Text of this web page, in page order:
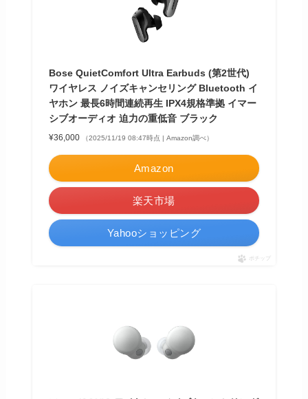
Bose QuietComfort Ultra Earbuds (第2世代)
ワイヤレス ノイズキャンセリング Bluetooth イ
ヤホン 最長6時間連続再生 IPX4規格準拠 イマー
シブオーディオ 迫力の重低音 ブラック
¥36,000 （2025/11/19 08:47時点 | Amazon調べ）
Amazon
楽天市場
Yahooショッピング
ポチップ